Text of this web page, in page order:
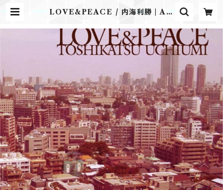
LOVE&PEACE / 内海利勝 | Air